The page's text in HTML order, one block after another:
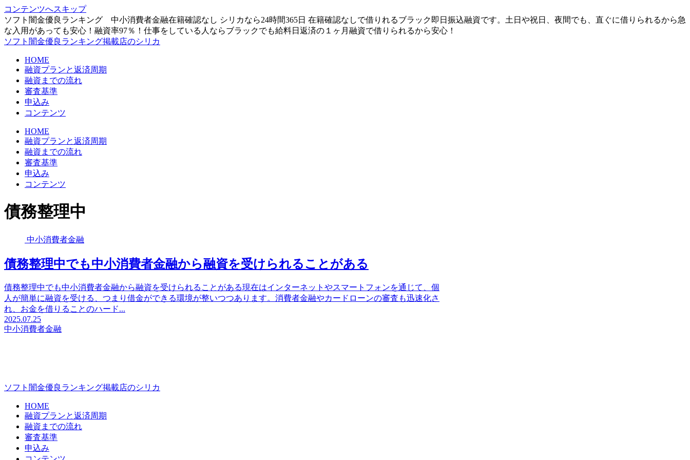
コンテンツへスキップ
ソフト闇金優良ランキング 中小消費者金融在籍確認なし シリカなら24時間365日 在籍確認なしで借りれるブラック即日振込融資です。土日や祝日、夜間でも、直ぐに借りられるから急
な入用があっても安心！融資率97％！仕事をしている人ならブラックでも給料日返済の１ヶ月融資で借りられるから安心！
ソフト闇金優良ランキング掲載店のシリカ
HOME
融資プランと返済周期
融資までの流れ
審査基準
申込み
コンテンツ
HOME
融資プランと返済周期
融資までの流れ
審査基準
申込み
コンテンツ
債務整理中
中小消費者金融
債務整理中でも中小消費者金融から融資を受けられることがある
債務整理中でも中小消費者金融から融資を受けられることがある現在はインターネットやスマートフォンを通じて、個
人が簡単に融資を受ける、つまり借金ができる環境が整いつつあります。消費者金融やカードローンの審査も迅速化さ
れ、お金を借りることのハード...
2025.07.25
中小消費者金融
ソフト闇金優良ランキング掲載店のシリカ
HOME
融資プランと返済周期
融資までの流れ
審査基準
申込み